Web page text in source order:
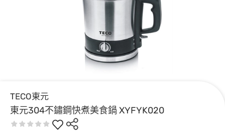
TECO東元
東元304不鏽鋼快煮美食鍋 XYFYK020